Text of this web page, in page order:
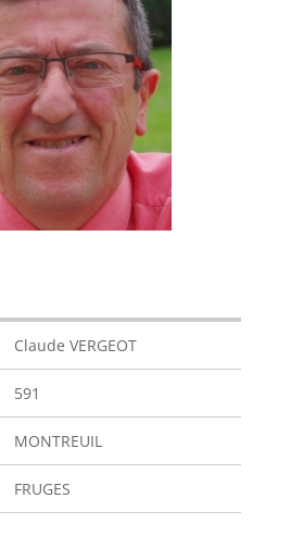
Claude VERGEOT
591
MONTREUIL
FRUGES